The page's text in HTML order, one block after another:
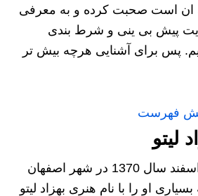
ان است صحبت کرده و به معرفی
پیش بی ینی و شرط بندی
پس برای آشنایی هرچه بیش تر
فهرست
لیتو
بهزاد داور پناه در 5 اسفند سال 1370 در شهر اصفهان
او را با نام هنری بهزاد لیتو